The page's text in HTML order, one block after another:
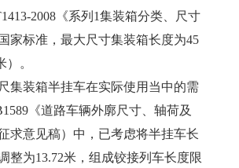
2008《系列1集装箱分类、尺寸
家标准，最大尺寸集装箱长度为45
）。
装箱半挂车在实际使用当中的需
《道路车辆外廓尺寸、轴荷及
求意见稿）中，已考虑将半挂车长
整为13.72米，组成铰接列车长度限